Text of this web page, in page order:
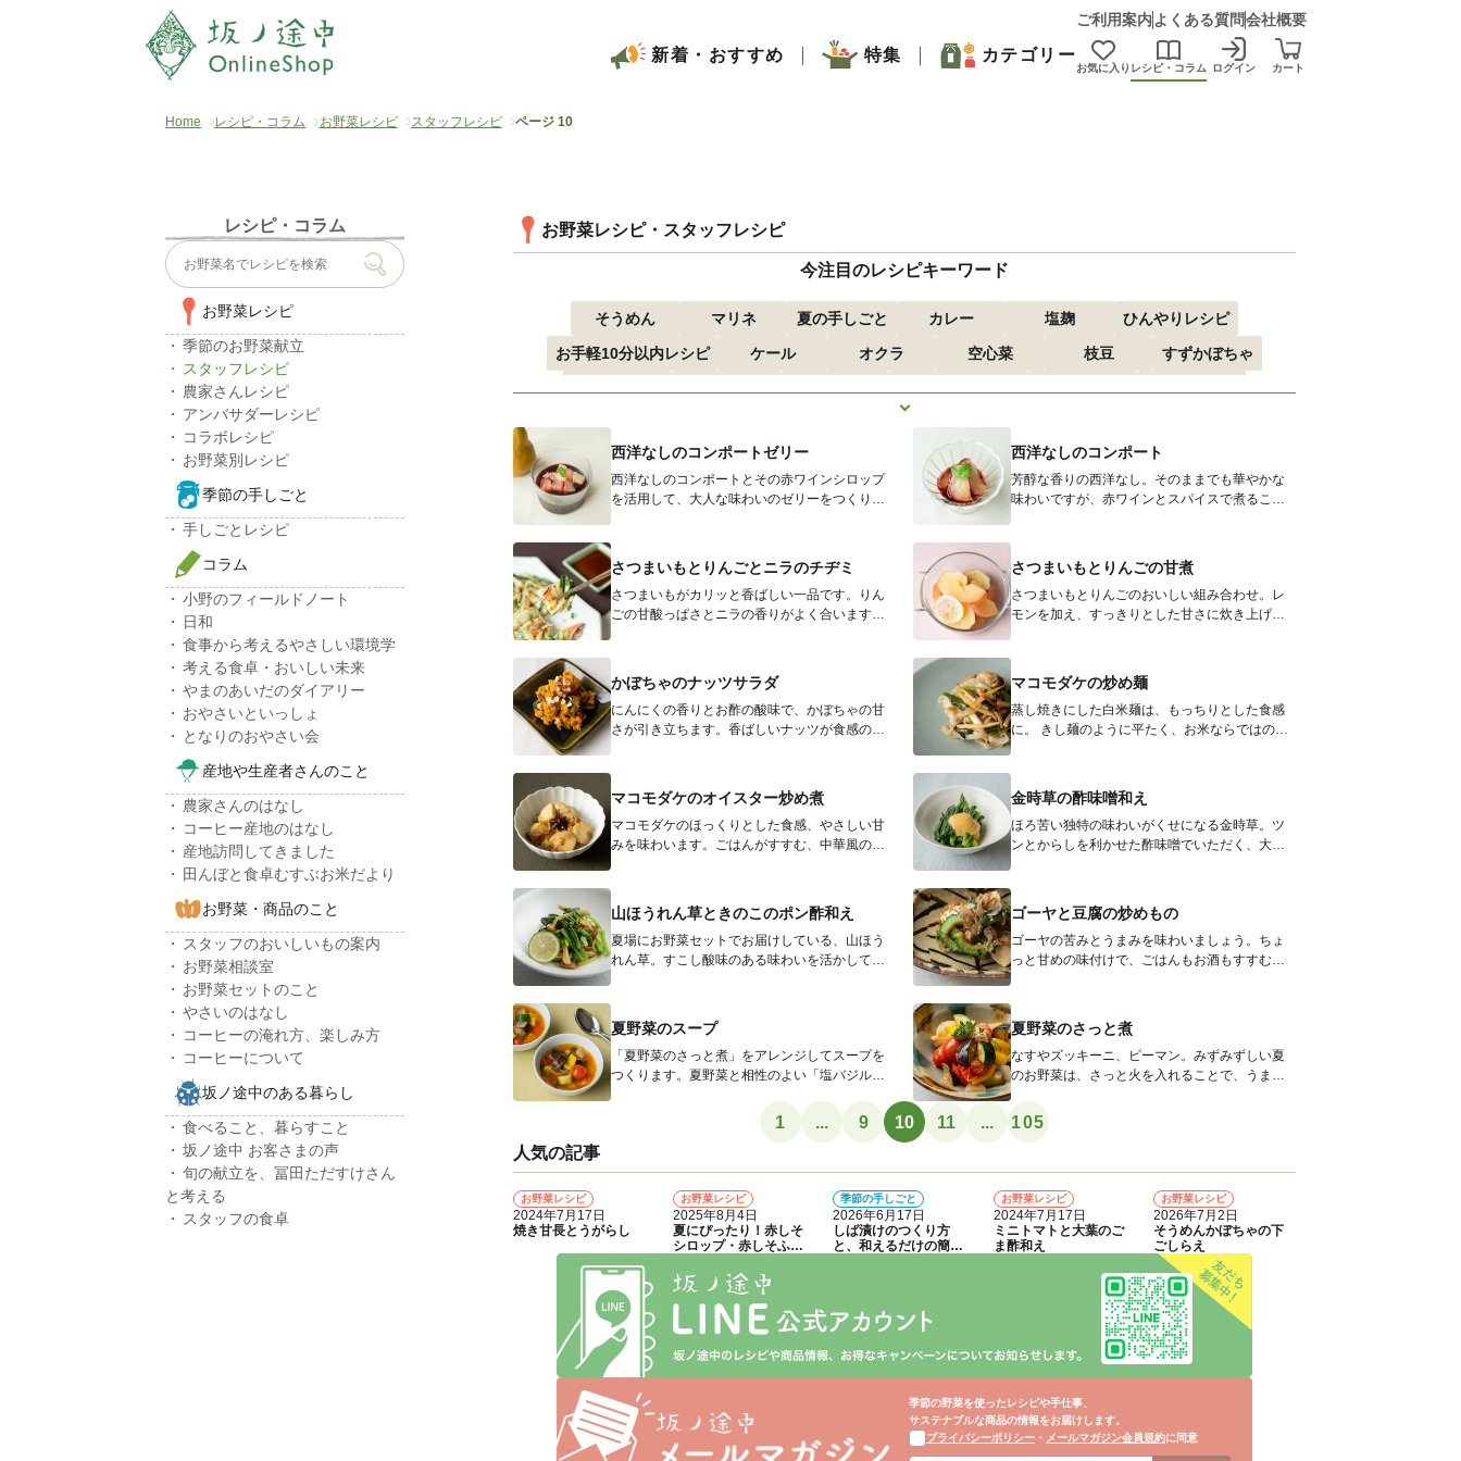
ご利用案内 よくある質問会社概要
新着・おすすめ 特集 カテゴリー
お気に入り レシピ・コラム ログイン カート
Home レシピ・コラム お野菜レシピ スタッフレシピ ページ 10
お野菜レシピ・スタッフレシピ
今注目のレシピキーワード
そうめん マリネ 夏の手しごと カレー 塩麹
ひんやりレシピ
お手軽10分以内レシピ
ケール オクラ 空心菜 枝豆
すずかぼちゃ
もっと見る
西洋なしのコンポートゼリー
西洋なしのコンポートとその赤ワインシロップ
を活用して、大人な味わいのゼリーをつくりま
西洋なしのコンポート
芳醇な香りの西洋なし。そのままでも華やかな
味わいですが、赤ワインとスパイスで煮ること
さつまいもとりんごとニラのチヂミ
さつまいもがカリッと香ばしい一品です。りん
ごの甘酸っぱさとニラの香りがよく合います。
さつまいもとりんごの甘煮
さつまいもとりんごのおいしい組み合わせ。レ
モンを加え、すっきりとした甘さに炊き上げま
かぼちゃのナッツサラダ
にんにくの香りとお酢の酸味で、かぼちゃの甘
さが引き立ちます。香ばしいナッツが食感のア
マコモダケの炒め麺
蒸し焼きにした白米麺は、もっちりとした食感
に。 きし麺のように平たく、お米ならではのも
マコモダケのオイスター炒め煮
マコモダケのほっくりとした食感、やさしい甘
みを味わいます。ごはんがすすむ、中華風の甘
金時草の酢味噌和え
ほろ苦い独特の味わいがくせになる金時草。ツ
ンとからしを利かせた酢味噌でいただく、大人
山ほうれん草ときのこのポン酢和え
夏場にお野菜セットでお届けしている、山ほう
れん草。すこし酸味のある味わいを活かして、
ゴーヤと豆腐の炒めもの
ゴーヤの苦みとうまみを味わいましょう。ちょ
っと甘めの味付けで、ごはんもお酒もすすむお
夏野菜のスープ
「夏野菜のさっと煮」をアレンジしてスープを
つくります。夏野菜と相性のよい「塩バジル」
夏野菜のさっと煮
なすやズッキーニ、ピーマン。みずみずしい夏
のお野菜は、さっと火を入れることで、うまみ
1 ... 9 10 11 ...
105
人気の記事
1
お野菜レシピ
2024年7月17日
焼き甘長とうがらし
2
お野菜レシピ
2025年8月4日
夏にぴったり！赤しそ
シロップ・赤しそふり
3
季節の手しごと
2026年6月17日
しば漬けのつくり方
と、和えるだけの簡単
4
お野菜レシピ
2024年7月17日
ミニトマトと大葉のご
ま酢和え
5
お野菜レシピ
2026年7月2日
そうめんかぼちゃの下
ごしらえ
季節の野菜を使ったレシピや手仕事、
サステナブルな商品の情報をお届けします。
プライバシーポリシー ・ メールマガジン会員規約に同意
レシピ・コラム
お野菜レシピ
季節のお野菜献立
スタッフレシピ
農家さんレシピ
アンバサダーレシピ
コラボレシピ
お野菜別レシピ
季節の手しごと
手しごとレシピ
コラム
小野のフィールドノート
日和
食事から考えるやさしい環境学
考える食卓・おいしい未来
やまのあいだのダイアリー
おやさいといっしょ
となりのおやさい会
産地や生産者さんのこと
農家さんのはなし
コーヒー産地のはなし
産地訪問してきました
田んぼと食卓むすぶお米だより
お野菜・商品のこと
スタッフのおいしいもの案内
お野菜相談室
お野菜セットのこと
やさいのはなし
コーヒーの淹れ方、楽しみ方
コーヒーについて
坂ノ途中のある暮らし
食べること、暮らすこと
坂ノ途中 お客さまの声
旬の献立を、冨田ただすけさん
と考える
スタッフの食卓